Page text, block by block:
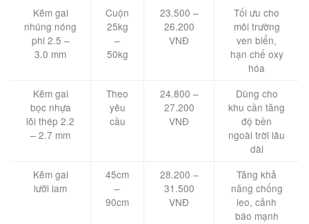
Kẽm gai
nhúng nóng
phi 2.5 –
3.0 mm
Cuộn
25kg
–
50kg
23.500 –
26.200
VNĐ
Tối ưu cho
môi trường
ven biển,
hạn chế oxy
hóa
Kẽm gai
bọc nhựa
lõi thép 2.2
– 2.7 mm
Theo
yêu
cầu
24.800 –
27.200
VNĐ
Dùng cho
khu cần tăng
độ bền
ngoài trời lâu
dài
Kẽm gai
lưỡi lam
45cm
–
90cm
28.200 –
31.500
VNĐ
Tăng khả
năng chống
leo, cảnh
báo mạnh